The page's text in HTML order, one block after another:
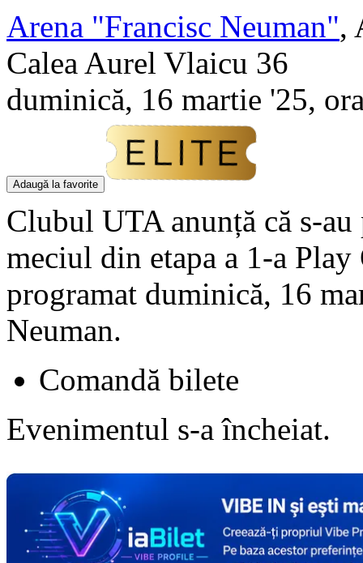
Arena "Francisc Neuman",
Calea Aurel Vlaicu 36
duminică, 16 martie '25,
Adaugă la favorite
Clubul UTA anunță că s-
meciul din etapa a 1-a
programat duminică, 16
Neuman.
Comandă bilete
Evenimentul s-a încheiat.